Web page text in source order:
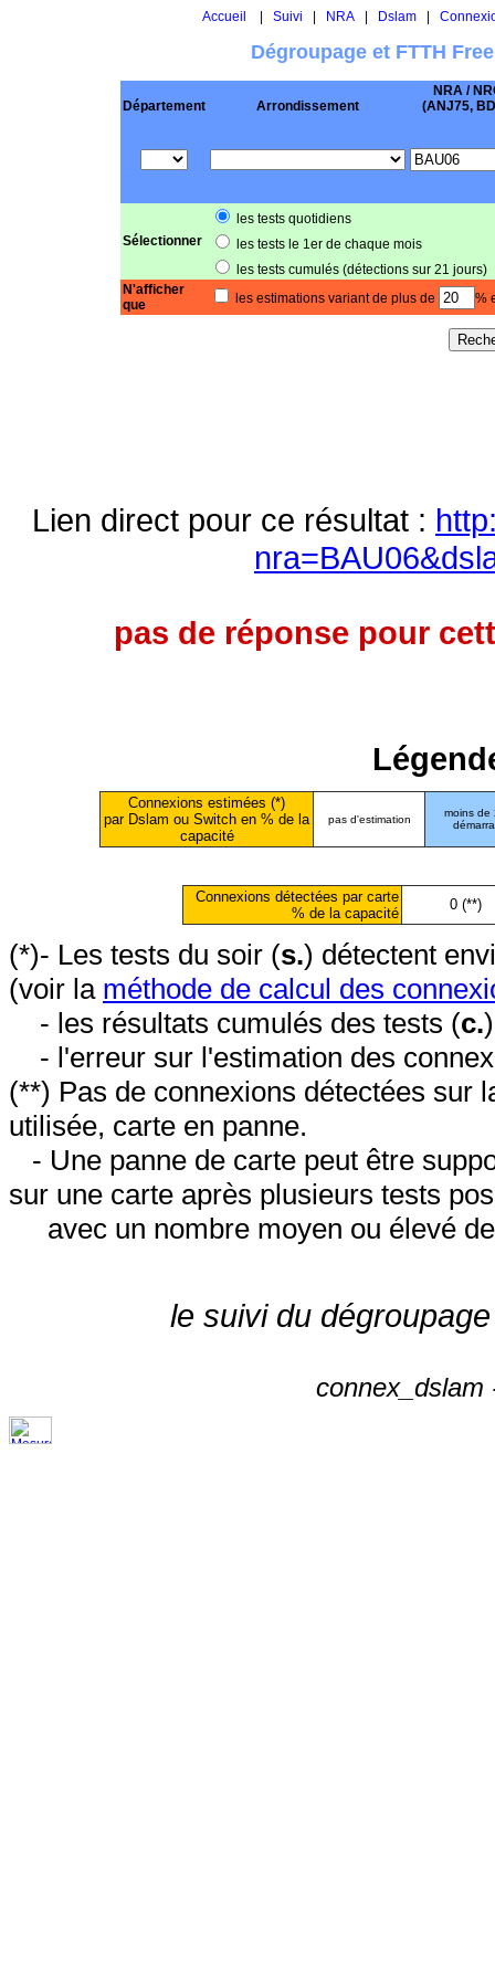
Accueil Suivi NRA| Dslam|
Dégroupage et FTTH
Département Arrondissement
NRA /
(ANJ75,
Sélectionner
les tests quotidiens
les tests le 1er de chaque mois
les tests cumulés (détections sur 21 jours)
N'afficher
que
les estimations variant de plus de %
Lien direct pour ce résultat :
pas de réponse pour
Connexions estimées (*)
par Dslam ou Switch en % de la
capacité
pas d'estimation
moins de
Connexions détectées par carte
% de la capacité
0 (**)
(*)- Les tests du soir (s.) détectent
(voir la méthode de calcul des
- les résultats cumulés des tests (c.
- l'erreur sur l'estimation des
(**) Pas de connexions détectées sur
utilisée, carte en panne.
- Une panne de carte peut être
sur une carte après plusieurs tests
avec un nombre moyen ou élevé
le suivi du
connex_dslam